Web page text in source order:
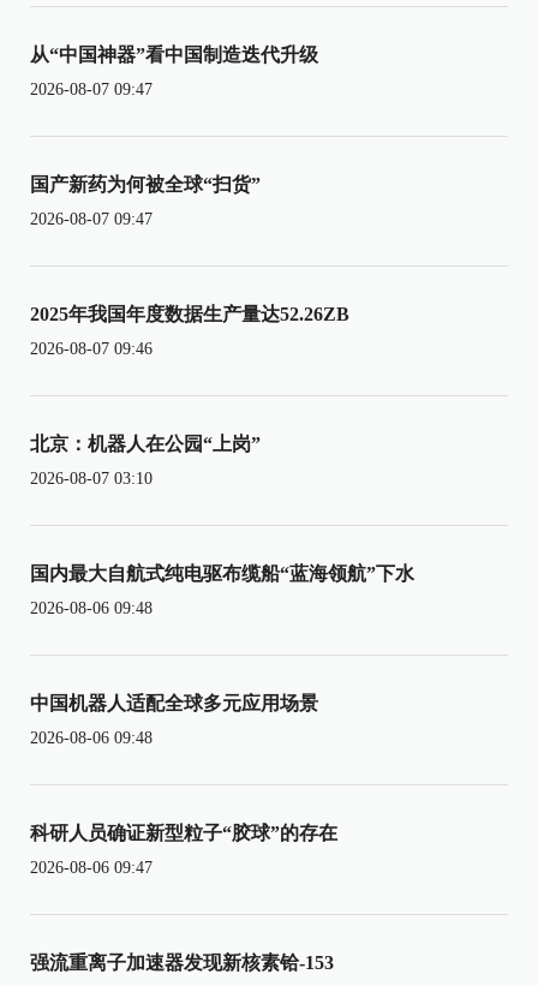
从“中国神器”看中国制造迭代升级
2026-08-07 09:47
国产新药为何被全球“扫货”
2026-08-07 09:47
2025年我国年度数据生产量达52.26ZB
2026-08-07 09:46
北京：机器人在公园“上岗”
2026-08-07 03:10
国内最大自航式纯电驱布缆船“蓝海领航”下水
2026-08-06 09:48
中国机器人适配全球多元应用场景
2026-08-06 09:48
科研人员确证新型粒子“胶球”的存在
2026-08-06 09:47
强流重离子加速器发现新核素铪-153